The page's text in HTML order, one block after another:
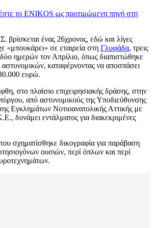
το ENIKOS ως προτιμώμενη πηγή στη
βρίσκεται ένας 26χρονος, εδώ και λίγες
«μπουκάρει» σε εταιρεία στη Γλυφάδα, τρεις
ημερών τον Απρίλιο, όπως διαπιστώθηκε
καταφέρνοντας να αποσπάσει
ευρώ.
στο πλαίσιο επιχειρησιακής δράσης, στην
από αστυνομικούς της Υποδιεύθυνσης
Εγκλημάτων Νοτιοανατολικής Αττικής με
δυνάμει εντάλματος για διακεκριμένες
σχηματίσθηκε δικογραφία για παράβαση
ουσιών, περί όπλων και περί